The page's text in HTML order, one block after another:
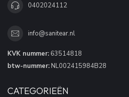
0402024112
info@sanitear.nl
KVK nummer: 63514818
btw-nummer: NL002415984B28
CATEGORIEËN